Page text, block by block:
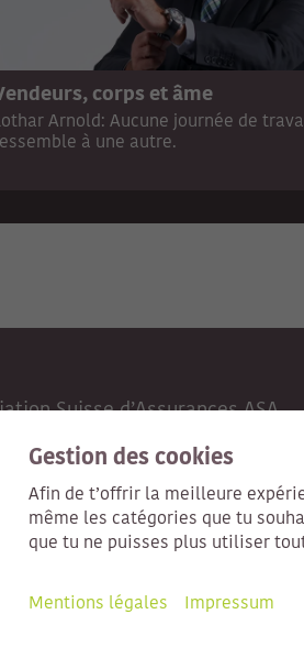
corps et âme
Arnold: Aucune journée de
à une autre.
Suisse d’Assurances ASA
Ferdinand-Meyer-Strasse 14
Zurich
Gestion des cookies
Afin de t’offrir la meilleure
même les catégories que tu
que tu ne puisses plus utiliser
Mentions légales Impressum